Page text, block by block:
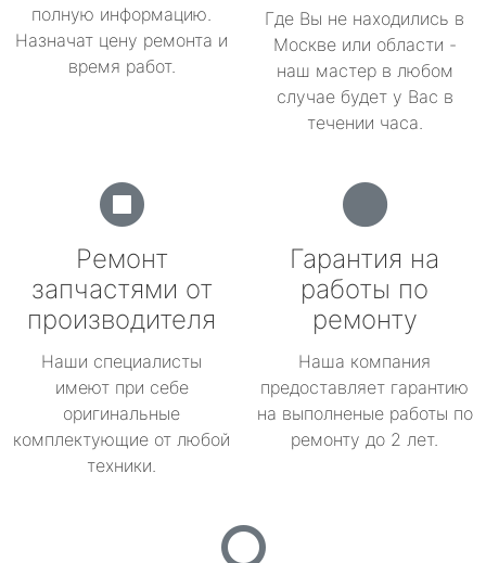
полную информацию.
Назначат цену ремонта и
время работ.
Где Вы не находились в
Москве или области -
наш мастер в любом
случае будет у Вас в
течении часа.
Ремонт
запчастями от
производителя
Наши специалисты
имеют при себе
оригинальные
комплектующие от любой
техники.
Гарантия на
работы по
ремонту
Наша компания
предоставляет гарантию
на выполненые работы по
ремонту до 2 лет.